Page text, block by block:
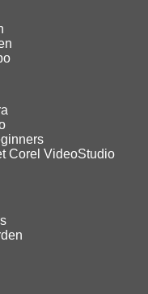
Corel VideoStudio